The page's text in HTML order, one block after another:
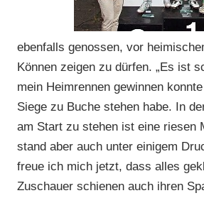
ebenfalls genossen, vor
Können zeigen zu dürfen. „Es ist
mein Heimrennen gewinnen
Siege zu Buche stehen habe. In
am Start zu stehen ist eine riesen
stand aber auch unter einigem
freue ich mich jetzt, dass alles
Zuschauer schienen auch ihren